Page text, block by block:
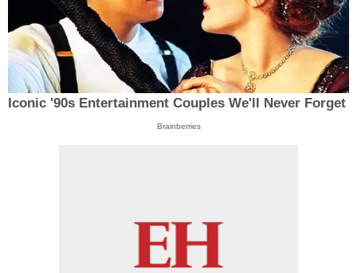
Iconic '90s Entertainment Couples We'll Never Forget
Brainberries